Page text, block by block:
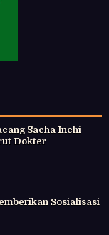
Sacha Inchi
Dokter
Sosialisasi